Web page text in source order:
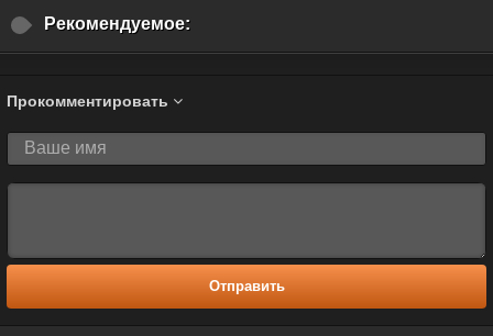
Рекомендуемое:
Прокомментировать
Отправить